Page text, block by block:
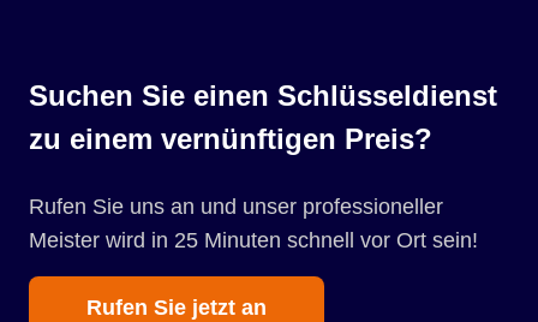
Suchen Sie einen Schlüsseldienst
zu einem vernünftigen Preis?
Rufen Sie uns an und unser professioneller
Meister wird in 25 Minuten schnell vor Ort sein!
Rufen Sie jetzt an